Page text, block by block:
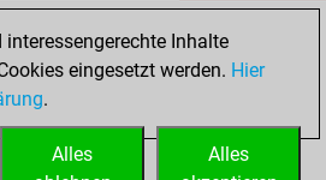
Inhalte
eingesetzt werden. Hier
.
Alles
Alles